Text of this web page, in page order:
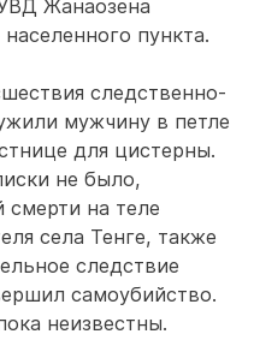
Жанаозена
пункта.
следственно-
мужчину в петле
для цистерны.
не было,
смерти на теле
села Тенге, также
следствие
самоубийство.
неизвестны.